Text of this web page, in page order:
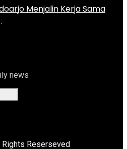
Menjalin Kerja Sama
news
Reserseved